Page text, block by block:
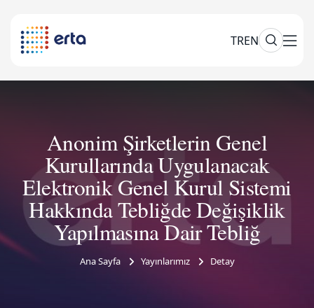
TREN
Anonim Şirketlerin Genel
Kurullarında Uygulanacak
Elektronik Genel Kurul Sistemi
Hakkında Tebliğde Değişiklik
Yapılmasına Dair Tebliğ
Ana Sayfa Yayınlarımız Detay